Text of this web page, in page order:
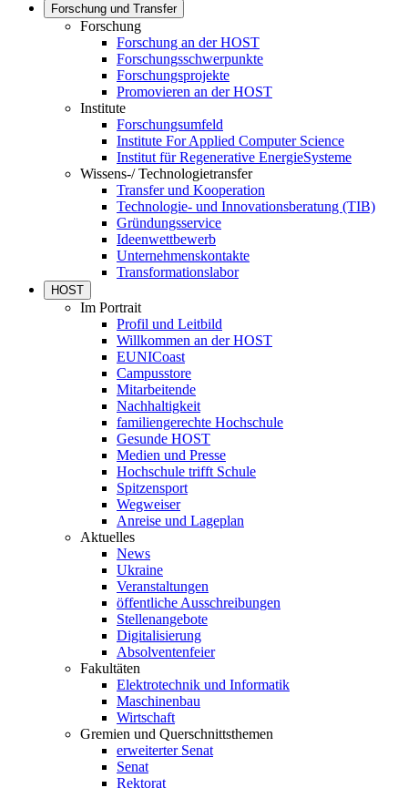
Forschung und Transfer
Forschung
Forschung an der HOST
Forschungsschwerpunkte
Forschungsprojekte
Promovieren an der HOST
Institute
Forschungsumfeld
Institute For Applied Computer Science
Institut für Regenerative EnergieSysteme
Wissens-/ Technologietransfer
Transfer und Kooperation
Technologie- und Innovationsberatung (TIB)
Gründungsservice
Ideenwettbewerb
Unternehmenskontakte
Transformationslabor
HOST
Im Portrait
Profil und Leitbild
Willkommen an der HOST
EUNICoast
Campusstore
Mitarbeitende
Nachhaltigkeit
familiengerechte Hochschule
Gesunde HOST
Medien und Presse
Hochschule trifft Schule
Spitzensport
Wegweiser
Anreise und Lageplan
Aktuelles
News
Ukraine
Veranstaltungen
öffentliche Ausschreibungen
Stellenangebote
Digitalisierung
Absolventenfeier
Fakultäten
Elektrotechnik und Informatik
Maschinenbau
Wirtschaft
Gremien und Querschnittsthemen
erweiterter Senat
Senat
Rektorat